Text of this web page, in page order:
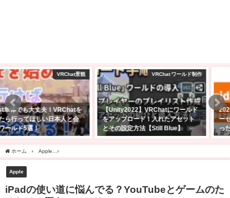
VRChat ワールド制作
【Unity2022】VRChatにワールド
をアップロード！入れたアセット
とその設定方法【Still Blue】
2025年Amazonブラックフライデ
ーセール商品はどれ？私の気にな
ったセール品を紹介
ホーム Apple
Apple
iPadの使い道に悩んでる？YouTubeとゲームのた